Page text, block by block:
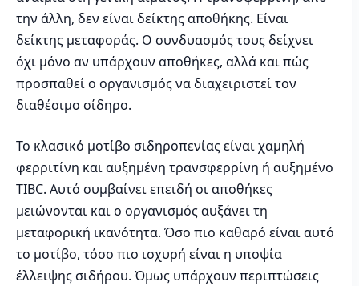
την άλλη, δεν είναι δείκτης αποθήκης. Είναι
δείκτης μεταφοράς. Ο συνδυασμός τους δείχνει
όχι μόνο αν υπάρχουν αποθήκες, αλλά και πώς
προσπαθεί ο οργανισμός να διαχειριστεί τον
διαθέσιμο σίδηρο.
Το κλασικό μοτίβο σιδηροπενίας είναι χαμηλή
φερριτίνη και αυξημένη τρανσφερρίνη ή αυξημένο
TIBC. Αυτό συμβαίνει επειδή οι αποθήκες
μειώνονται και ο οργανισμός αυξάνει τη
μεταφορική ικανότητα. Όσο πιο καθαρό είναι αυτό
το μοτίβο, τόσο πιο ισχυρή είναι η υποψία
έλλειψης σιδήρου. Όμως υπάρχουν περιπτώσεις